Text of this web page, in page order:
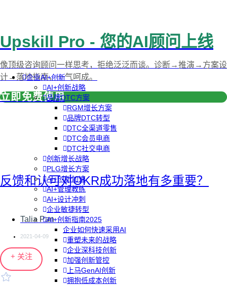
企业AI+创新
AI+创新战略
品牌DTC方案
RGM增长方案
品牌DTC转型
DTC全渠道零售
DTC会员电商
DTC社交电商
创新增长战略
PLG增长方案
AI+创新加速
AI+管理教练
AI+设计冲刺
企业敏捷转型
AI+创新指南2025
企业如何快速采用AI
重塑未来的战略
企业深科技创新
加强创新管控
上马GenAI创新
拥抱低成本创新
Upskill Pro - 您的AI顾问上线
像顶级咨询顾问一样思考，拒绝泛泛而谈。诊断→推演→方案设
计→落地指南，一气呵成。
立即免费使用
反馈和认可对OKR成功落地有多重要？
Talia Pan
2021-04-09
+ 关注